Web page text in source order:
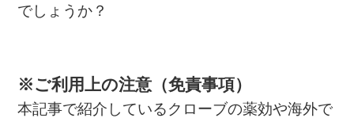
でしょうか？
※ご利用上の注意（免責事項）
本記事で紹介しているクローブの薬効や海外で